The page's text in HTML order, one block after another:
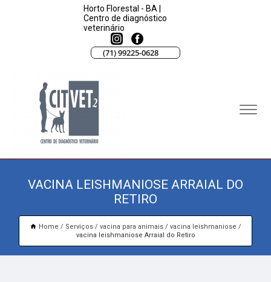
Horto Florestal - BA |
Centro de diagnóstico
veterinário
(71) 99225-0628
VACINA LEISHMANIOSE ARRAIAL DO
RETIRO
Home Serviços vacina para animais
vacina leishmaniose
vacina leishmaniose Arraial do Retiro